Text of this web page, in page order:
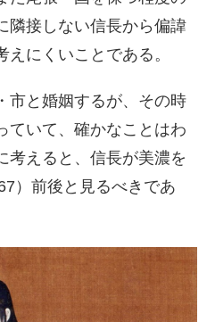
隣接しない信長から偏諱
にくいことである。
市と婚姻するが、その時
ていて、確かなことはわ
考えると、信長が美濃を
）前後と見るべきであ